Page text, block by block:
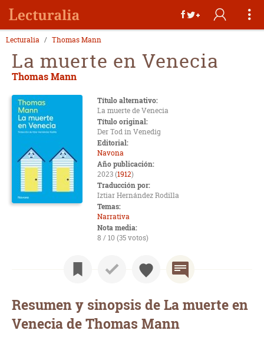
Lecturalia Thomas Mann
La muerte en Venecia
Thomas Mann
Título alternativo:
La muerte de Venecia
Título original:
Der Tod in Venedig
Editorial:
Navona
Año publicación:
2023 (1912)
Traducción por:
Iztiar Hernández Rodilla
Temas:
Narrativa
Nota media:
8 / 10 (35 votos)
Resumen y sinopsis de La muerte en
Venecia de Thomas Mann